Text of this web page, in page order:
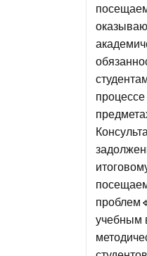
учебным